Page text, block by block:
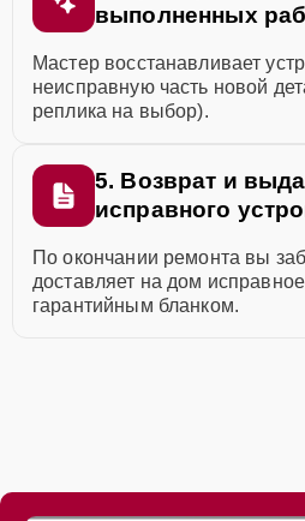
выполненных
Мастер восстанавливает
неисправную часть новой
реплика на выбор).
5. Возврат и
исправного
По окончании ремонта вы
доставляет на дом
гарантийным бланком.